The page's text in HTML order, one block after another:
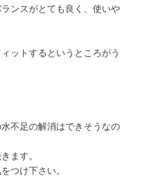
ンスがとても良く、使いや
ットするというところがう
不足の解消はできそうなの
ます。
つけ下さい。